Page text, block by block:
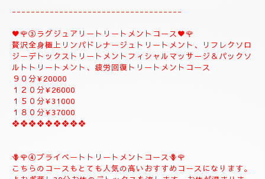
❖❖❖❖❖❖❖❖
②✨🌻メンテナンストリートメントコース🌻✨
大人のお客様のご自分のお体メンテナンストリートメントコース
になります。
全身極上リンパドレナージュトリートメント、リフレクソロジー
デトックストリートメント、フィシャルマッサージ＆パックよむ
ぎ蒸しトリートメント疲労回復トリートメントコース
９０分¥22000
------------------------------------